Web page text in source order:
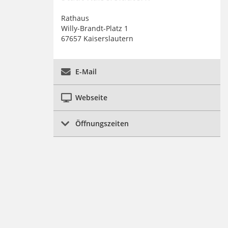
Rathaus
Willy-Brandt-Platz 1
67657 Kaiserslautern
E-Mail
Webseite
Öffnungszeiten